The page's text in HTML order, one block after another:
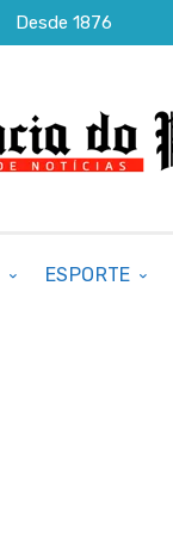
Desde 1876
ESPORTE